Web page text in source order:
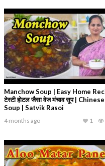
Manchow Soup | Easy Home
टेस्टी होटल जैसा वेज मंचाव सूप |
Soup | Satvik Rasoi
4 months ago 1